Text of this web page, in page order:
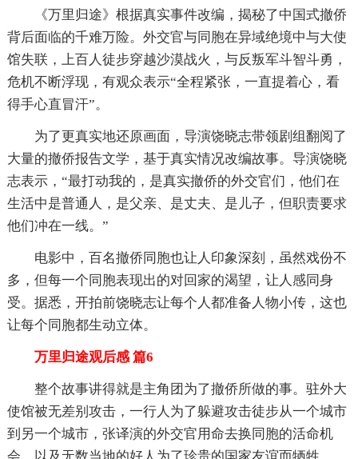
《万里归途》根据真实事件改编，揭秘了中国式撤侨
背后面临的千难万险。外交官与同胞在异域绝境中与大使
馆失联，上百人徒步穿越沙漠战火，与反叛军斗智斗勇，
危机不断浮现，有观众表示“全程紧张，一直提着心，看
得手心直冒汗”。
为了更真实地还原画面，导演饶晓志带领剧组翻阅了
大量的撤侨报告文学，基于真实情况改编故事。导演饶晓
志表示，“最打动我的，是真实撤侨的外交官们，他们在
生活中是普通人，是父亲、是丈夫、是儿子，但职责要求
他们冲在一线。”
电影中，百名撤侨同胞也让人印象深刻，虽然戏份不
多，但每一个同胞表现出的对回家的渴望，让人感同身
受。据悉，开拍前饶晓志让每个人都准备人物小传，这也
让每个同胞都生动立体。
万里归途观后感 篇6
整个故事讲得就是主角团为了撤侨所做的事。驻外大
使馆被无差别攻击，一行人为了躲避攻击徒步从一个城市
到另一个城市，张译演的外交官用命去换同胞的活命机